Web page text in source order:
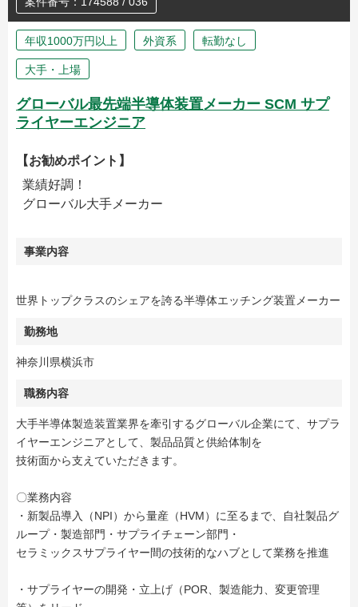
年収1000万円以上 外資系 転勤なし
大手・上場
グローバル最先端半導体装置メーカー SCM サプ
ライヤーエンジニア
【お勧めポイント】
業績好調！
グローバル大手メーカー
事業内容
世界トップクラスのシェアを誇る半導体エッチング装置メーカー
勤務地
神奈川県横浜市
職務内容
大手半導体製造装置業界を牽引するグローバル企業にて、サプラ
イヤーエンジニアとして、製品品質と供給体制を
技術面から支えていただきます。
〇業務内容
・新製品導入（NPI）から量産（HVM）に至るまで、自社製品グ
ループ・製造部門・サプライチェーン部門・
セラミックスサプライヤー間の技術的なハブとして業務を推進
・サプライヤーの開発・立上げ（POR、製造能力、変更管理